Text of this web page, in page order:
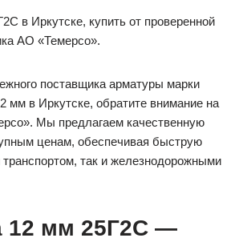
в Иркутске, купить от проверенной
АО «Темерсо».
поставщика арматуры марки
мм в Иркутске, обратите внимание на
Мы предлагаем качественную
ценам, обеспечивая быструю
транспортом, так и железнодорожными
12 мм 25Г2С —